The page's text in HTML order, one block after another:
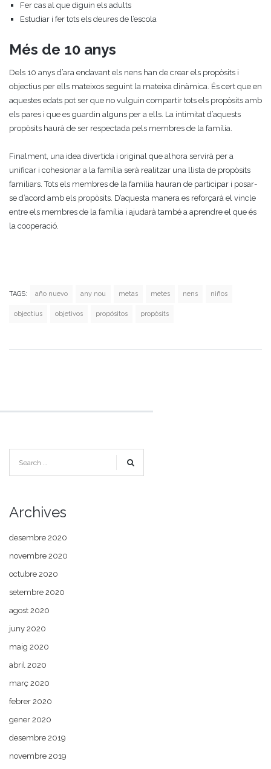
Fer cas al que diguin els adults
Estudiar i fer tots els deures de l’escola
Més de 10 anys
Dels 10 anys d’ara endavant els nens han de crear els propòsits i
objectius per ells mateixos seguint la mateixa dinàmica. És cert que en
aquestes edats pot ser que no vulguin compartir tots els propòsits amb
els pares i que es guardin alguns per a ells. La intimitat d’aquests
propòsits haurà de ser respectada pels membres de la família.
Finalment, una idea divertida i original que alhora servirà per a
unificar i cohesionar a la família serà realitzar una llista de propòsits
familiars. Tots els membres de la família hauran de participar i posar-
se d’acord amb els propòsits. D’aquesta manera es reforçarà el vincle
entre els membres de la família i ajudarà també a aprendre el que és
la cooperació.
TAGS: año nuevo any nou metas metes nens niños
objectius objetivos propósitos propòsits
Archives
desembre 2020
novembre 2020
octubre 2020
setembre 2020
agost 2020
juny 2020
maig 2020
abril 2020
març 2020
febrer 2020
gener 2020
desembre 2019
novembre 2019